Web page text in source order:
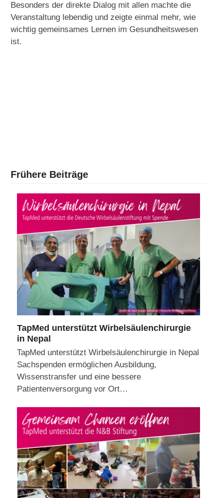
Besonders der direkte Dialog mit allen machte die
Veranstaltung lebendig und zeigte einmal mehr, wie
wichtig gemeinsames Lernen im Gesundheitswesen
ist.
Frühere Beiträge
TapMed unterstützt Wirbelsäulenchirurgie
in Nepal
TapMed unterstützt Wirbelsäulenchirurgie in Nepal
Sachspenden ermöglichen Ausbildung,
Wissenstransfer und eine bessere
Patientenversorgung vor Ort…